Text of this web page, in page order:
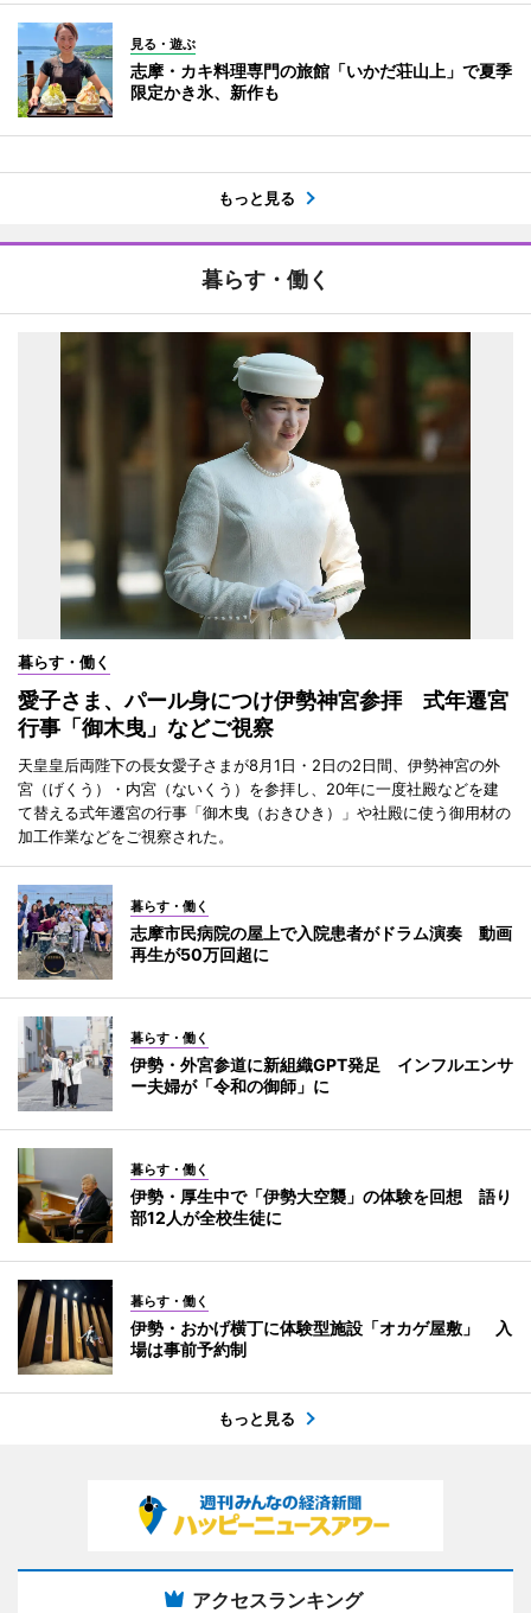
見る・遊ぶ
志摩・カキ料理専門の旅館「いかだ荘山上」で夏季
限定かき氷、新作も
もっと見る
暮らす・働く
暮らす・働く
愛子さま、パール身につけ伊勢神宮参拝 式年遷宮
行事「御木曳」などご視察
天皇皇后両陛下の長女愛子さまが8月1日・2日の2日間、伊勢神宮の外
宮（げくう）・内宮（ないくう）を参拝し、20年に一度社殿などを建
て替える式年遷宮の行事「御木曳（おきひき）」や社殿に使う御用材の
加工作業などをご視察された。
暮らす・働く
志摩市民病院の屋上で入院患者がドラム演奏 動画
再生が50万回超に
暮らす・働く
伊勢・外宮参道に新組織GPT発足 インフルエンサ
ー夫婦が「令和の御師」に
暮らす・働く
伊勢・厚生中で「伊勢大空襲」の体験を回想 語り
部12人が全校生徒に
暮らす・働く
伊勢・おかげ横丁に体験型施設「オカゲ屋敷」 入
場は事前予約制
もっと見る
アクセスランキング